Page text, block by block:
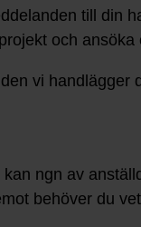
till din
och ansöka
vi handlägger
ngn av
behöver du